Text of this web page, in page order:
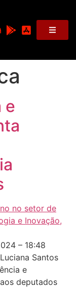
e
– 18:48
Santos
e
deputados